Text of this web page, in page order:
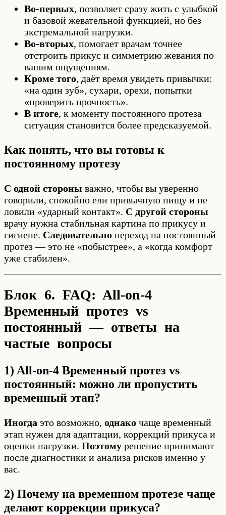
Во-первых, позволяет сразу жить с улыбкой
и базовой жевательной функцией, но без
экстремальной нагрузки.
Во-вторых, помогает врачам точнее
отстроить прикус и симметрию жевания по
вашим ощущениям.
Кроме того, даёт время увидеть привычки:
«на один зуб», сухари, орехи, попытки
«проверить прочность».
В итоге, к моменту постоянного протеза
ситуация становится более предсказуемой.
Как понять, что вы готовы к
постоянному протезу
С одной стороны важно, чтобы вы уверенно
говорили, спокойно ели привычную пищу и не
ловили «ударный контакт». С другой стороны
врачу нужна стабильная картина по прикусу и
гигиене. Следовательно переход на постоянный
протез — это не «побыстрее», а «когда комфорт
уже стабилен».
Блок 6. FAQ: All-on-4
Временный протез vs
постоянный — ответы на
частые вопросы
1) All-on-4 Временный протез vs
постоянный: можно ли пропустить
временный этап?
Иногда это возможно, однако чаще временный
этап нужен для адаптации, коррекций прикуса и
оценки нагрузки. Поэтому решение принимают
после диагностики и анализа рисков именно у
вас.
2) Почему на временном протезе чаще
делают коррекции прикуса?